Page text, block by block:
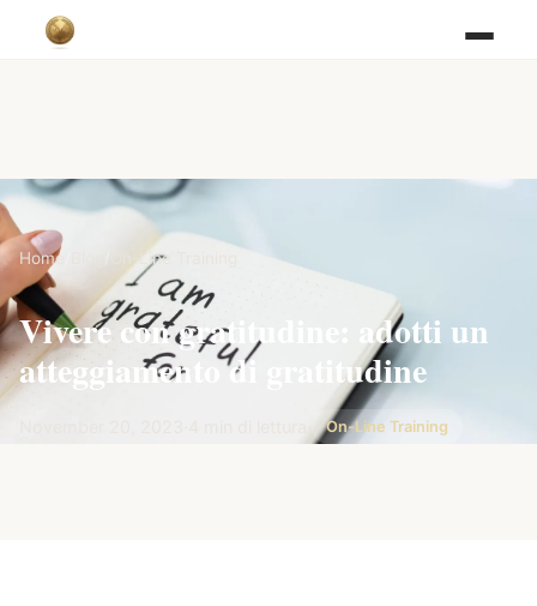
Home On-Line Training
Vivere con gratitudine: adotti un
atteggiamento di gratitudine
On-Line Training